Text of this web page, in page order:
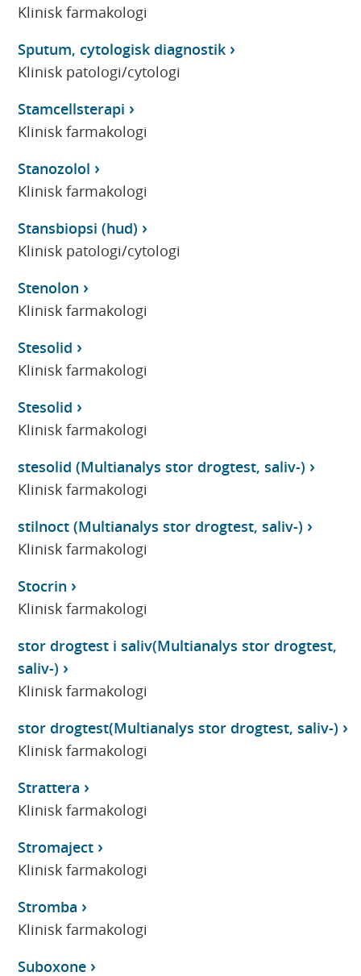
Klinisk farmakologi
Sputum, cytologisk diagnostik
Klinisk patologi/cytologi
Stamcellsterapi
Klinisk farmakologi
Stanozolol
Klinisk farmakologi
Stansbiopsi (hud)
Klinisk patologi/cytologi
Stenolon
Klinisk farmakologi
Stesolid
Klinisk farmakologi
Stesolid
Klinisk farmakologi
stesolid (Multianalys stor drogtest, saliv-)
Klinisk farmakologi
stilnoct (Multianalys stor drogtest, saliv-)
Klinisk farmakologi
Stocrin
Klinisk farmakologi
stor drogtest i saliv(Multianalys stor drogtest,
saliv-)
Klinisk farmakologi
stor drogtest(Multianalys stor drogtest, saliv-)
Klinisk farmakologi
Strattera
Klinisk farmakologi
Stromaject
Klinisk farmakologi
Stromba
Klinisk farmakologi
Suboxone